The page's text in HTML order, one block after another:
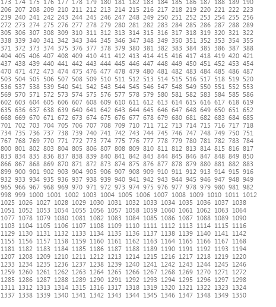
206 207 208 209 210 211 212 213 214 215 216 217 218 219 220 221 222
223
239 240 241 242 243 244 245 246 247 248 249 250 251 252 253 254 255
256
272 273 274 275 276 277 278 279 280 281 282 283 284 285 286 287 288 289
305 306 307 308 309 310 311 312 313 314 315 316 317 318 319 320 321
322
338 339 340 341 342 343 344 345 346 347 348 349 350 351 352 353 354 355
371 372 373 374 375 376 377 378 379 380 381 382 383 384 385 386 387 388
404 405 406 407 408 409 410 411 412 413 414 415 416 417 418 419 420 421
437 438 439 440 441 442 443 444 445 446 447 448 449 450 451 452 453 454
470 471 472 473 474 475 476 477 478 479 480 481 482 483 484 485 486 487
503 504 505 506 507 508 509 510 511 512 513 514 515 516 517 518 519 520
536 537 538 539 540 541 542 543 544 545 546 547 548 549 550 551 552
553
569 570 571 572 573 574 575 576 577 578 579 580 581 582 583 584 585
586
602 603 604 605 606 607 608 609 610 611 612 613 614 615 616 617 618 619
635 636 637 638 639 640 641 642 643 644 645 646 647 648 649 650 651
652
668 669 670 671 672 673 674 675 676 677 678 679 680 681 682 683 684 685
701 702 703 704 705 706 707 708 709 710 711 712 713 714 715 716 717 718
734 735 736 737 738 739 740 741 742 743 744 745 746 747 748 749 750 751
767 768 769 770 771 772 773 774 775 776 777 778 779 780 781 782 783 784
800 801 802 803 804 805 806 807 808 809 810 811 812 813 814 815 816 817
833 834 835 836 837 838 839 840 841 842 843 844 845 846 847 848 849 850
866 867 868 869 870 871 872 873 874 875 876 877 878 879 880 881 882 883
899 900 901 902 903 904 905 906 907 908 909 910 911 912 913 914 915 916
932 933 934 935 936 937 938 939 940 941 942 943 944 945 946 947 948 949
965 966 967 968 969 970 971 972 973 974 975 976 977 978 979 980 981
982
998 999 1000 1001 1002 1003 1004 1005 1006 1007 1008 1009 1010 1011
1012
1025 1026 1027 1028 1029 1030 1031 1032 1033 1034 1035 1036 1037 1038
1051 1052 1053 1054 1055 1056 1057 1058 1059 1060 1061 1062 1063
1064
1077 1078 1079 1080 1081 1082 1083 1084 1085 1086 1087 1088 1089 1090
1103 1104 1105 1106 1107 1108 1109 1110 1111 1112 1113 1114 1115
1116
1129 1130 1131 1132 1133 1134 1135 1136 1137 1138 1139 1140 1141
1142
1155 1156 1157 1158 1159 1160 1161 1162 1163 1164 1165 1166 1167 1168
1181 1182 1183 1184 1185 1186 1187 1188 1189 1190 1191 1192 1193
1194
1207 1208 1209 1210 1211 1212 1213 1214 1215 1216 1217 1218 1219 1220
1233 1234 1235 1236 1237 1238 1239 1240 1241 1242 1243 1244 1245
1246
1259 1260 1261 1262 1263 1264 1265 1266 1267 1268 1269 1270 1271
1272
1285 1286 1287 1288 1289 1290 1291 1292 1293 1294 1295 1296 1297 1298
1311 1312 1313 1314 1315 1316 1317 1318 1319 1320 1321 1322 1323
1324
1337 1338 1339 1340 1341 1342 1343 1344 1345 1346 1347 1348 1349 1350